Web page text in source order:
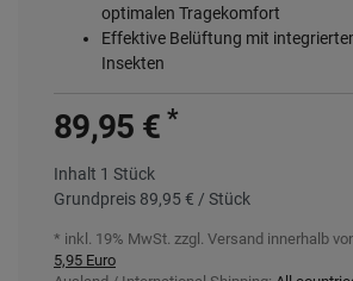
optimalen Tragekomfort
Effektive Belüftung mit
Insekten
89,95 €*
Inhalt 1 Stück
Grundpreis 89,95 € / Stück
* inkl. 19% MwSt. zzgl. Versand innerhalb
5,95 Euro